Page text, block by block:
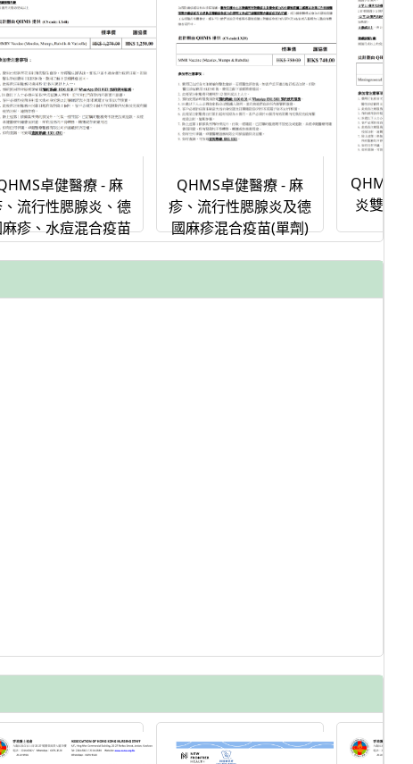
卓健醫療 - 麻
流行性腮腺炎、德
疹、水痘混合疫苗
QHMS卓健醫療 - 麻
疹、流行性腮腺炎及德
國麻疹混合疫苗(單劑)
QHMS卓
炎雙球